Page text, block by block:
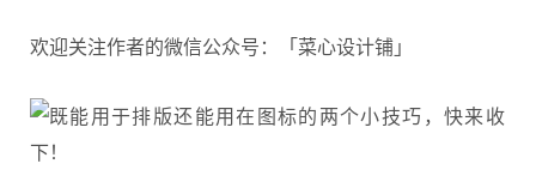
欢迎关注作者的微信公众号：「菜心设计铺」